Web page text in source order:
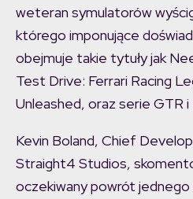
weteran symulatorów
którego imponujące
obejmuje takie tytuły jak
Test Drive: Ferrari Racing
Unleashed, oraz serie GTR
Kevin Boland, Chief
Straight4 Studios,
oczekiwany powrót jednego